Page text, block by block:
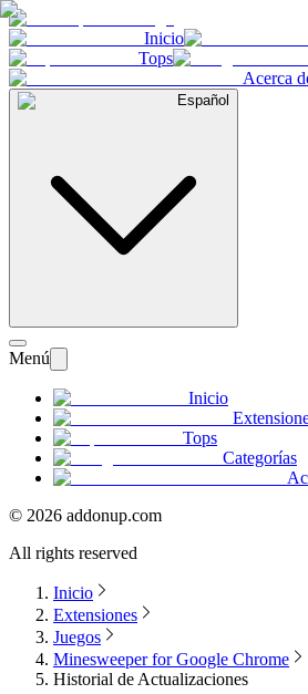
Inicio
Tops
Acerca
Español
Menú
Inicio
Tops
Categorías
© 2026 addonup.com
All rights reserved
Inicio
Extensiones
Juegos
Minesweeper for Google Chrome
Historial de Actualizaciones